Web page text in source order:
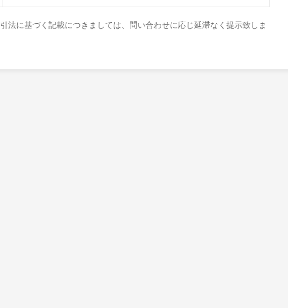
法に基づく記載につきましては、問い合わせに応じ延滞なく提示致しま